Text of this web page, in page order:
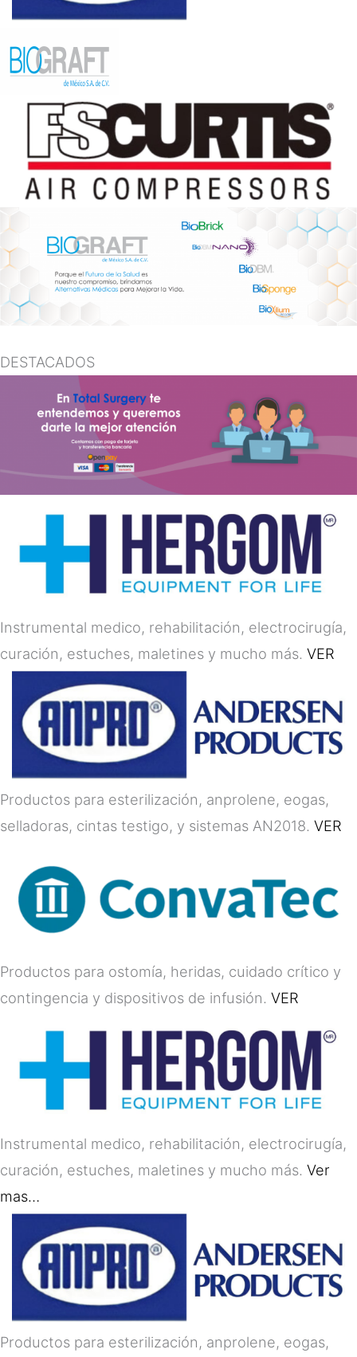
DESTACADOS
Instrumental medico, rehabilitación, electrocirugía,
curación, estuches, maletines y mucho más. VER
Productos para esterilización, anprolene, eogas,
selladoras, cintas testigo, y sistemas AN2018. VER
Productos para ostomía, heridas, cuidado crítico y
contingencia y dispositivos de infusión. VER
Instrumental medico, rehabilitación, electrocirugía,
curación, estuches, maletines y mucho más. Ver
mas…
Productos para esterilización, anprolene, eogas,